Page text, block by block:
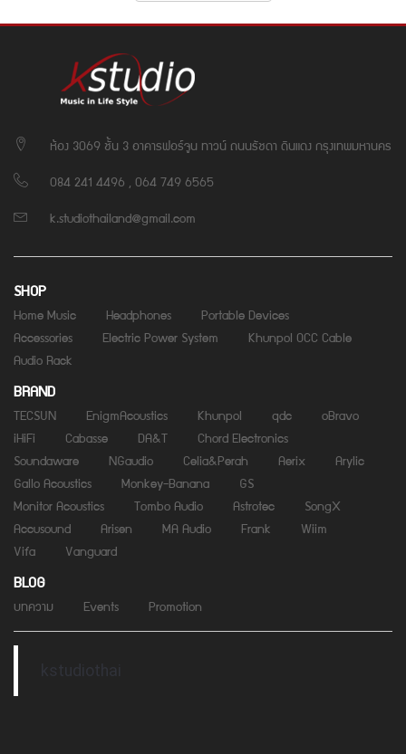
ห้อง 3069 ชั้น 3 อาคารฟอร์จูน ทาวน์ ถนนรัชดา ดินแดง กรุงเทพมหานคร
084 241 4496 , 064 749 6565
k.studiothailand@gmail.com
SHOP
Home Music Headphones
Portable Devices
Accessories
Electric Power System
Khunpol OCC Cable
Audio Rack
BRAND
TECSUN EnigmAcoustics Khunpol qdc
oBravo
iHiFi
Cabasse DA&T
Chord Electronics
Soundaware
NGaudio Celia&Perah Aerix
Arylic
Gallo Acoustics
Monkey-Banana
GS
Monitor Acoustics
Tombo Audio Astrotec
SongX
Accusound
Arisen MA Audio Frank
Wiim
Vifa
Vanguard
BLOG
บทความ Events Promotion
kstudiothai